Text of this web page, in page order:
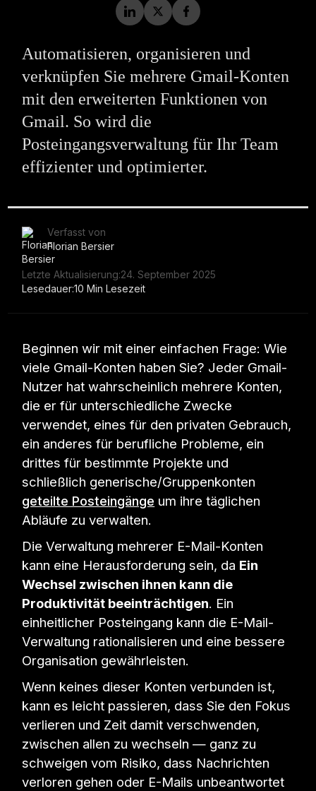
Automatisieren, organisieren und
verknüpfen Sie mehrere Gmail-Konten
mit den erweiterten Funktionen von
Gmail. So wird die
Posteingangsverwaltung für Ihr Team
effizienter und optimierter.
Verfasst von
Florian Bersier
Letzte Aktualisierung:24. September 2025
Lesedauer:10 Min Lesezeit
Beginnen wir mit einer einfachen Frage: Wie
viele Gmail-Konten haben Sie? Jeder Gmail-
Nutzer hat wahrscheinlich mehrere Konten,
die er für unterschiedliche Zwecke
verwendet, eines für den privaten Gebrauch,
ein anderes für berufliche Probleme, ein
drittes für bestimmte Projekte und
schließlich generische/Gruppenkonten
geteilte Posteingänge um ihre täglichen
Abläufe zu verwalten.
Die Verwaltung mehrerer E-Mail-Konten
kann eine Herausforderung sein, da Ein
Wechsel zwischen ihnen kann die
Produktivität beeinträchtigen. Ein
einheitlicher Posteingang kann die E-Mail-
Verwaltung rationalisieren und eine bessere
Organisation gewährleisten.
Wenn keines dieser Konten verbunden ist,
kann es leicht passieren, dass Sie den Fokus
verlieren und Zeit damit verschwenden,
zwischen allen zu wechseln — ganz zu
schweigen vom Risiko, dass Nachrichten
verloren gehen oder E-Mails unbeantwortet